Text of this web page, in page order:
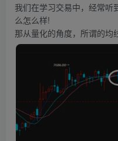
我们在学习交易中，经常听
么怎么样!
那从量化的角度，所谓的均